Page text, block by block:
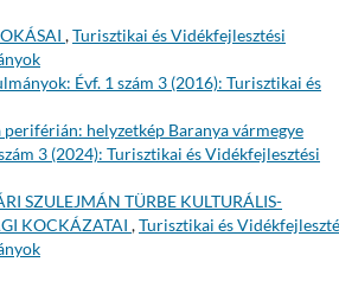
,Turisztikai és Vidékfejlesztési
Évf. 1 szám 3 (2016): Turisztikai és
helyzetkép Baranya vármegye
3 (2024): Turisztikai és Vidékfejlesztési
SZULEJMÁN TÜRBE KULTURÁLIS-
KOCKÁZATAI ,Turisztikai és